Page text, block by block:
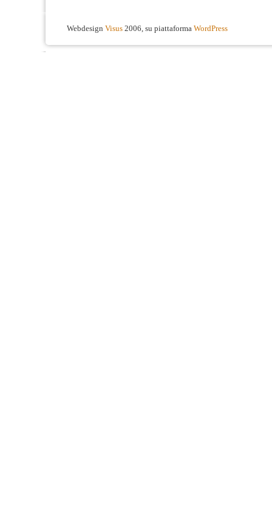
Webdesign Visus 2006, su piattaforma WordPress